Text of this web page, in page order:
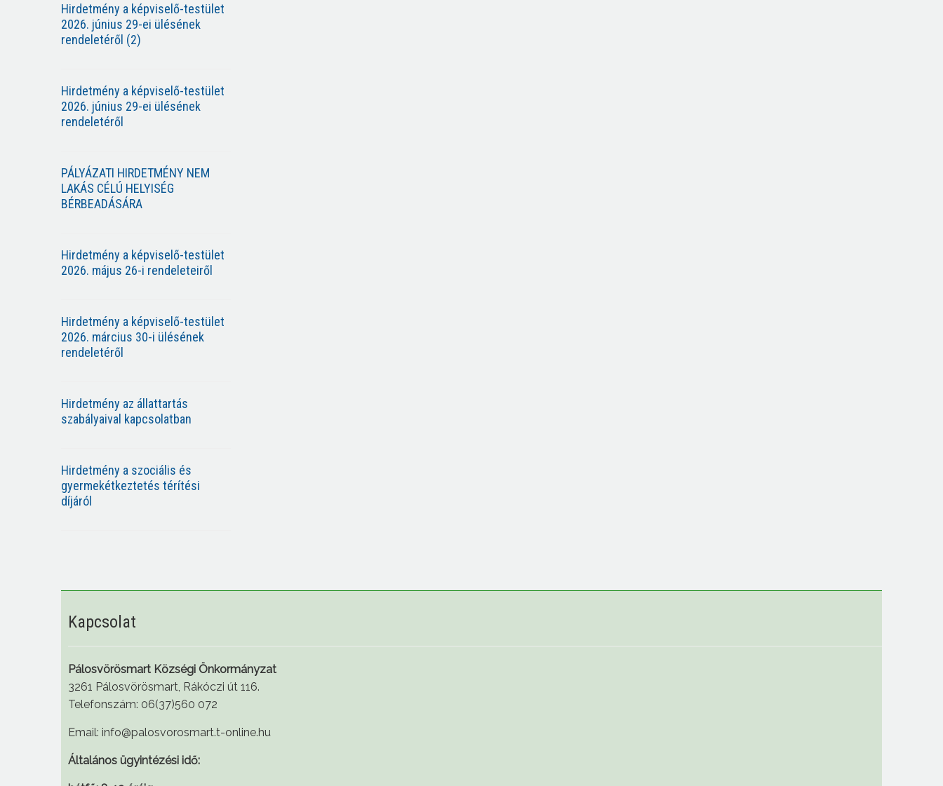
Hirdetmény a képviselő-testület
2026. június 29-ei ülésének
rendeletéről (2)
Hirdetmény a képviselő-testület
2026. június 29-ei ülésének
rendeletéről
PÁLYÁZATI HIRDETMÉNY NEM
LAKÁS CÉLÚ HELYISÉG
BÉRBEADÁSÁRA
Hirdetmény a képviselő-testület
2026. május 26-i rendeleteiről
Hirdetmény a képviselő-testület
2026. március 30-i ülésének
rendeletéről
Hirdetmény az állattartás
szabályaival kapcsolatban
Hirdetmény a szociális és
gyermekétkeztetés térítési
díjáról
Kapcsolat
Pálosvörösmart Községi Önkormányzat
3261 Pálosvörösmart, Rákóczi út 116.
Telefonszám: 06(37)560 072
Email: info@palosvorosmart.t-online.hu
Általános ügyintézési idő: